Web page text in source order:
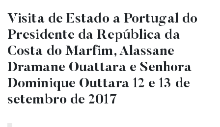
Visita de Estado a Portugal do
Presidente da República da
Costa do Marfim, Alassane
Dramane Ouattara e Senhora
Dominique Outtara 12 e 13 de
setembro de 2017